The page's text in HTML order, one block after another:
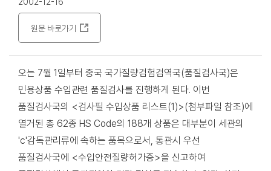
원문 바로가기
오는 7월 1일부터 중국 국가질량검험검역국(품질검사국)은
민용상품 수입관련 품질검사를 진행하게 된다. 이번
품질검사국의 <검사필 수입상품 리스트(1)>(첨부파일 참조)에
열거된 총 62종 HS Code의 188개 상품은 대부분이 세관의
'c'감독관리류에 속하는 품목으로서, 통관시 우선
품질검사국에 <수입안전질량허가증>을 신고하여